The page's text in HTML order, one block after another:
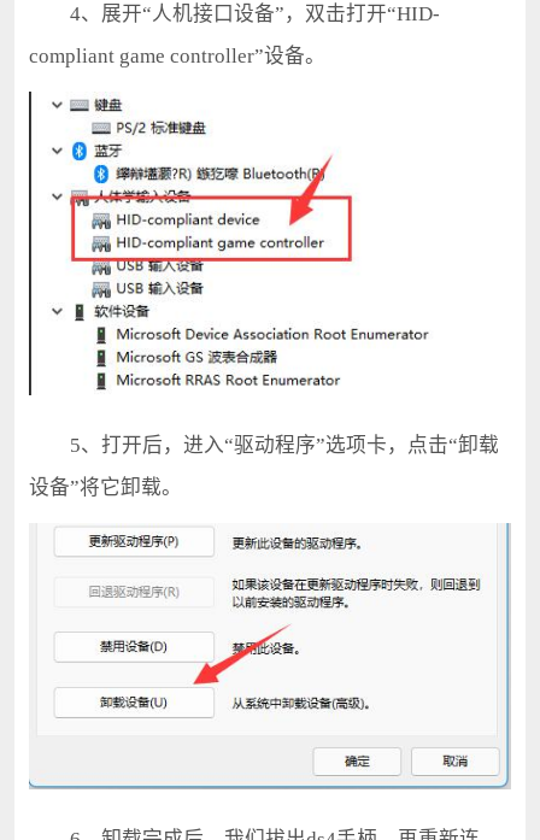
4、展开“人机接口设备”，双击打开“HID-
compliant game controller”设备。
5、打开后，进入“驱动程序”选项卡，点击“卸载
设备”将它卸载。